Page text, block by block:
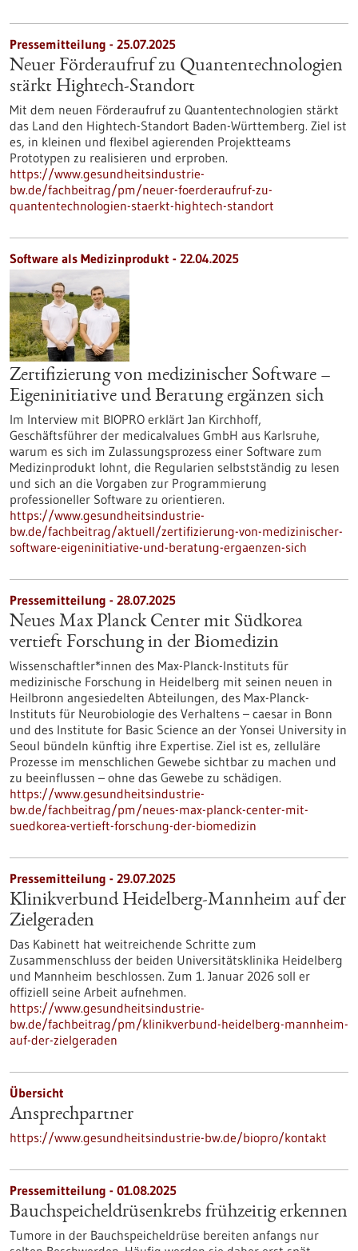
Pressemitteilung - 25.07.2025
Neuer Förderaufruf zu Quantentechnologien
stärkt Hightech-Standort
Mit dem neuen Förderaufruf zu Quantentechnologien stärkt
das Land den Hightech-Standort Baden-Württemberg. Ziel ist
es, in kleinen und flexibel agierenden Projektteams
Prototypen zu realisieren und erproben.
https://www.gesundheitsindustrie-
bw.de/fachbeitrag/pm/neuer-foerderaufruf-zu-
quantentechnologien-staerkt-hightech-standort
Software als Medizinprodukt - 22.04.2025
Zertifizierung von medizinischer Software –
Eigeninitiative und Beratung ergänzen sich
Im Interview mit BIOPRO erklärt Jan Kirchhoff,
Geschäftsführer der medicalvalues GmbH aus Karlsruhe,
warum es sich im Zulassungsprozess einer Software zum
Medizinprodukt lohnt, die Regularien selbstständig zu lesen
und sich an die Vorgaben zur Programmierung
professioneller Software zu orientieren.
https://www.gesundheitsindustrie-
bw.de/fachbeitrag/aktuell/zertifizierung-von-medizinischer-
software-eigeninitiative-und-beratung-ergaenzen-sich
Pressemitteilung - 28.07.2025
Neues Max Planck Center mit Südkorea
vertieft Forschung in der Biomedizin
Wissenschaftler*innen des Max-Planck-Instituts für
medizinische Forschung in Heidelberg mit seinen neuen in
Heilbronn angesiedelten Abteilungen, des Max-Planck-
Instituts für Neurobiologie des Verhaltens – caesar in Bonn
und des Institute for Basic Science an der Yonsei University in
Seoul bündeln künftig ihre Expertise. Ziel ist es, zelluläre
Prozesse im menschlichen Gewebe sichtbar zu machen und
zu beeinflussen – ohne das Gewebe zu schädigen.
https://www.gesundheitsindustrie-
bw.de/fachbeitrag/pm/neues-max-planck-center-mit-
suedkorea-vertieft-forschung-der-biomedizin
Pressemitteilung - 29.07.2025
Klinikverbund Heidelberg-Mannheim auf der
Zielgeraden
Das Kabinett hat weitreichende Schritte zum
Zusammenschluss der beiden Universitätsklinika Heidelberg
und Mannheim beschlossen. Zum 1. Januar 2026 soll er
offiziell seine Arbeit aufnehmen.
https://www.gesundheitsindustrie-
bw.de/fachbeitrag/pm/klinikverbund-heidelberg-mannheim-
auf-der-zielgeraden
Übersicht
Ansprechpartner
https://www.gesundheitsindustrie-bw.de/biopro/kontakt
Pressemitteilung - 01.08.2025
Bauchspeicheldrüsenkrebs frühzeitig erkennen
Tumore in der Bauchspeicheldrüse bereiten anfangs nur